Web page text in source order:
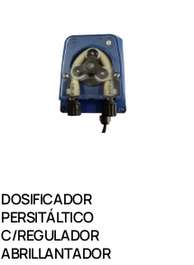
DOSIFICADOR
PERSITÁLTICO
C/REGULADOR
ABRILLANTADOR